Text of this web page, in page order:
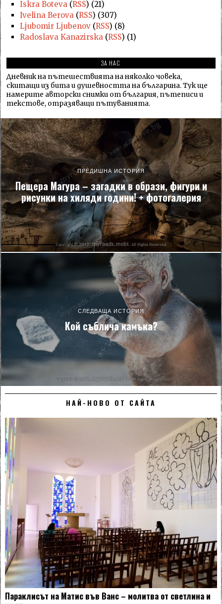
Iskra Boteva (RSS) (21)
Ivelina Berova (RSS) (307)
Ljubomir Ljubenov(RSS) (8)
Radoslava Kanazirska (RSS) (1)
ЗА НАС
Дневник на пътешествията на няколко човека,
скитащи из бита и душевността на българина. Тук ще
намерите авторски снимки от българия, пътеписи и
текстове, отразяващи пътуванията.
ПРЕДИШНА ИСТОРИЯ
Пещера Магура – загадки в образи, фигури и
рисунки на хиляди години! + фотогалерия
СЛЕДВАЩА ИСТОРИЯ
Кой съблича камъка?
НАЙ-НОВО ОТ САЙТА
Параклисът на Матис във Ванс – молитва от светлина и